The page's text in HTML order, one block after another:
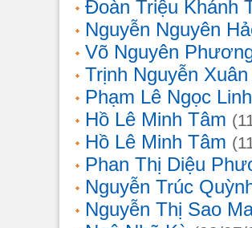
Đoàn Triệu Khánh
Nguyễn Nguyên
Võ Nguyên
Trịnh Nguyễn
Phạm Lê Ngọc Linh
Hồ Lê Minh Tâm
Hồ Lê Minh Tâm
Phan Thị Diệu
Nguyễn Trúc
Nguyễn Thị Sao